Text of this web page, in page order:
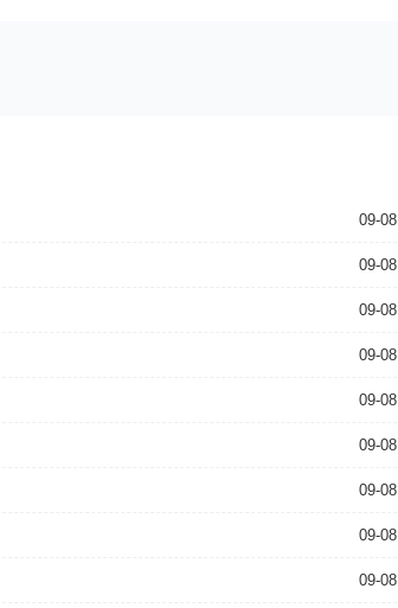
09-08
09-08
09-08
09-08
09-08
09-08
09-08
09-08
09-08